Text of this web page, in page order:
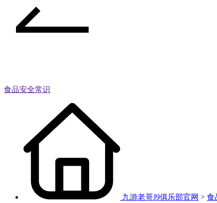
食品安全常识
九游老哥J9俱乐部官网 > 食